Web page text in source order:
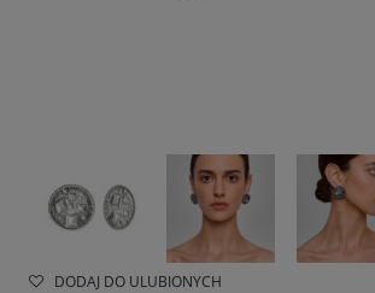
DODAJ DO ULUBIONYCH